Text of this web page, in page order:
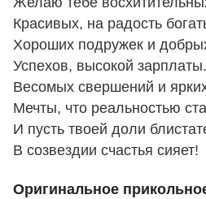
Красивых, на радость
Хороших подружек и
Успехов, высокой зарплаты.
Весомых свершений и
Мечты, что реальностью
И пусть твоей доли
В созвездии счастья сияет!
Оригинальное